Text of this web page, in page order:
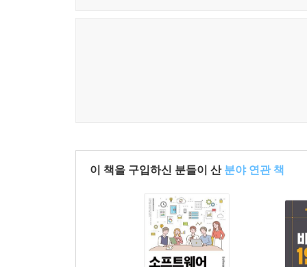
이 책을 구입하신 분들이 산 분야 연관 책